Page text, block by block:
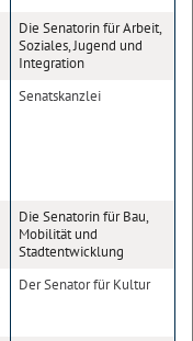
Die Senatorin für Arbeit,
Soziales, Jugend und
Integration
Senatskanzlei
Die Senatorin für Bau,
Mobilität und
Stadtentwicklung
Der Senator für Kultur